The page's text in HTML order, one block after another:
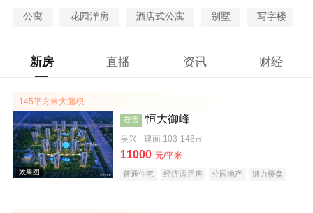
公寓 花园洋房 酒店式公寓 别墅 写字楼
新房 直播 资讯 财经
145平方米大面积
在售 恒大御峰
吴兴 建面 103-148㎡
11000 元/平米
普通住宅 经济适用房 公园地产
潜力楼盘